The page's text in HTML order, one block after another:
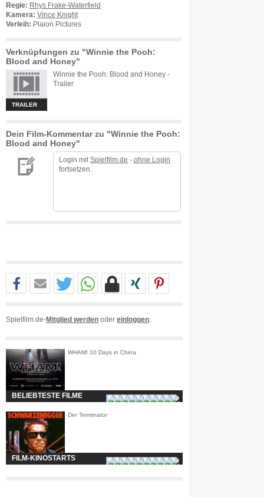
Regie: Rhys Frake-Waterfield
Kamera: Vince Knight
Verleih: Plaion Pictures
Verknüpfungen zu "Winnie the Pooh:
Blood and Honey"
TRAILER
Winnie the Pooh: Blood and Honey -
Trailer
Dein Film-Kommentar zu "Winnie the Pooh:
Blood and Honey"
Login mit Spielfilm.de - ohne Login
fortsetzen.
Spielfilm.de-Mitglied werden oder einloggen
WHAM! 10 Days in China
BELIEBTESTE FILME
Der Terminator
FILM-KINOSTARTS